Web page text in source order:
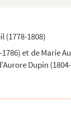
(1778-1808)
et de Marie
Dupin